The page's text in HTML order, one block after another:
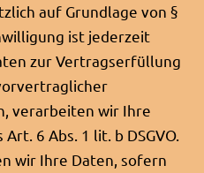
auf Grundlage von §
ist jederzeit
zur Vertragserfüllung
verarbeiten wir Ihre
6 Abs. 1 lit. b DSGVO.
wir Ihre Daten, sofern